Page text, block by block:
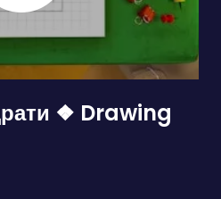
❖ Drawing